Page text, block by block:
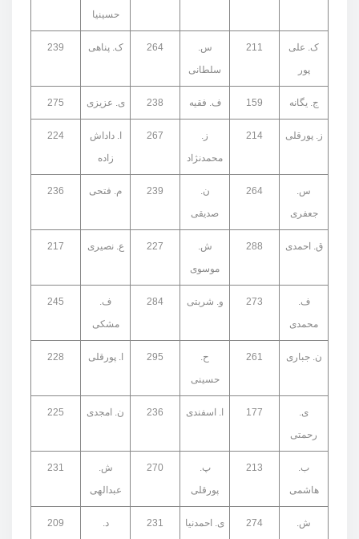
حسینیا
ک. علی
پور
211
س.
سلطانی
264 ک. پناهی 239
ج. یگانه 159 ف. فقیه 238 ی. عزیزی 275
ز. پورقلی 214
ز.
محمدنژاد
267
ا. داداش
زاده
224
س.
جعفری
264
ن.
صدیقی
239 م. فتحی 236
ق. احمدی 288
ش.
موسوی
227 ع. نصیری 217
ف.
محمدی
273 و. شربتی 284
ف.
مشکی
245
ن. جباری 261
ح.
حسینی
295 ا. پورقلی 228
ی.
رحمتی
177 ا. اسفندی 236 ن. امجدی 225
ب.
هاشمی
213
پ.
پورقلی
270
ش.
عبدالهی
231
ش.
274 ی. احمدنیا 231
د.
209